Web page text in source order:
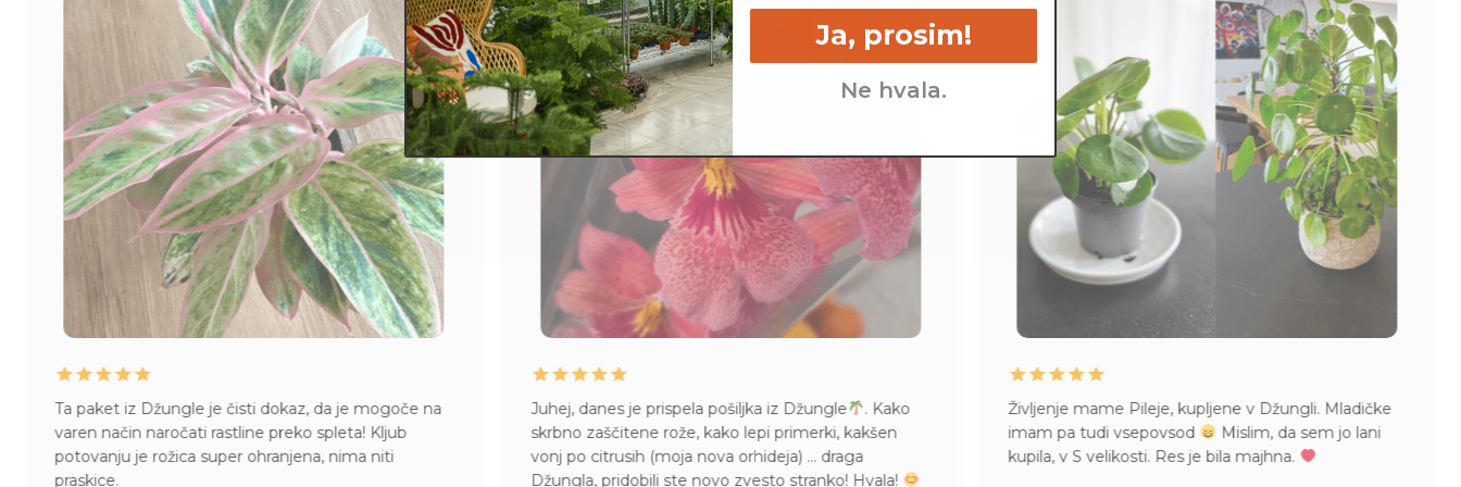
Ta paket iz Džungle je čisti dokaz, da je mogoče na
varen način naročati rastline preko spleta! Kljub
potovanju je rožica super ohranjena, nima niti
praskice.
Juhej, danes je prispela pošiljka iz Džungle
. Kako
skrbno zaščitene rože, kako lepi primerki, kakšen
vonj po citrusih (moja nova orhideja) … draga
Džungla, pridobili ste novo zvesto stranko! Hvala!
Življenje mame Pileje, kupljene v Džungli. Mladičke
imam pa tudi vsepovsod
Mislim, da sem jo lani
kupila, v S velikosti. Res je bila majhna.
Ja, prosim!
Ne hvala.